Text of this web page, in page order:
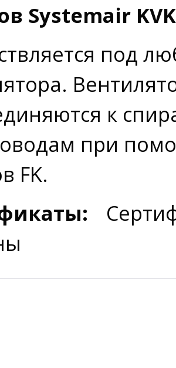
Systemair
под
к
при
FK.